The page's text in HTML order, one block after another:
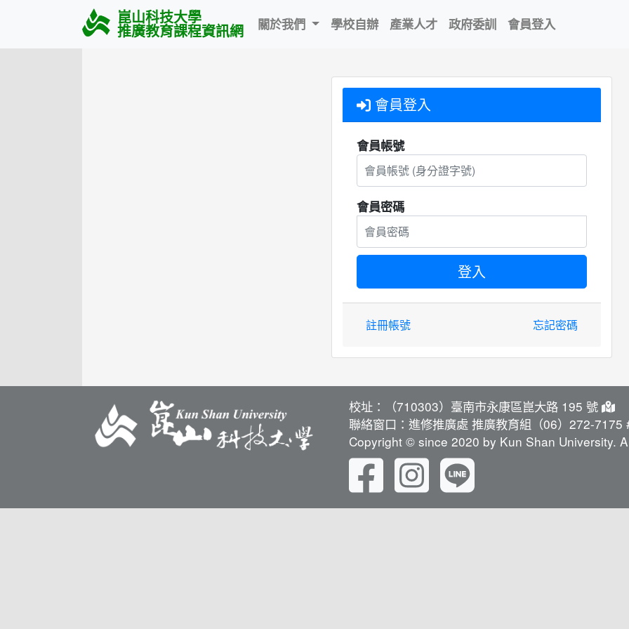
崑山科技大學
推廣教育課程資訊網 關於我們 學校自辦 產業人才 政府委訓 會員登入
會員登入
會員帳號
會員密碼
註冊帳號 忘記密碼
校址：（710303）臺南市永康區崑大路 195 號
聯絡窗口：進修推廣處 推廣教育組（06）272-7175
Copyright © since 2020 by Kun Shan University.